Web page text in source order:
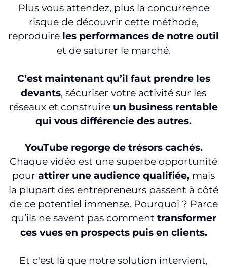
Plus vous attendez, plus la concurrence
risque de découvrir cette méthode,
reproduire les performances de notre outil
et de saturer le marché.
C’est maintenant qu’il faut prendre les
devants, sécuriser votre activité sur les
réseaux et construire un business rentable
qui vous différencie des autres.
YouTube regorge de trésors cachés.
Chaque vidéo est une superbe opportunité
pour attirer une audience qualifiée, mais
la plupart des entrepreneurs passent à côté
de ce potentiel immense. Pourquoi ? Parce
qu’ils ne savent pas comment transformer
ces vues en prospects puis en clients.
Et c'est là que notre solution intervient,